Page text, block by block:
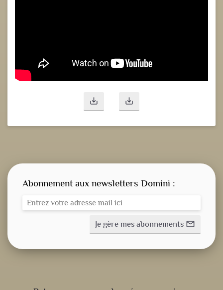
save_alt save_alt
Abonnement aux newsletters Domini :
Je gère mes abonnements mail_outline